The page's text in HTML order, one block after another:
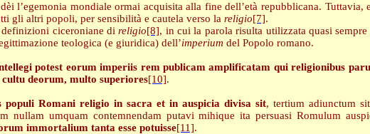
l’egemonia mondiale ormai acquisita alla fine dell’età repubblicana. Tuttavia,
gli altri popoli, per sensibilità e cautela verso la religio[7].
definizioni ciceroniane direligio[8], in cui la parola risulta utilizzata quasi
teologica (e giuridica) dell’imperium del Popolo romano.
potest eorum imperiis rem publicam amplificatam qui religionibus
deorum, multo superiores[10].
populi Romani religio in sacra et in auspicia divisa sit, tertium adiunctum
nullam umquam contemnendam putavi mihique ita persuasi Romulum
immortalium tanta esse potuisse[11].